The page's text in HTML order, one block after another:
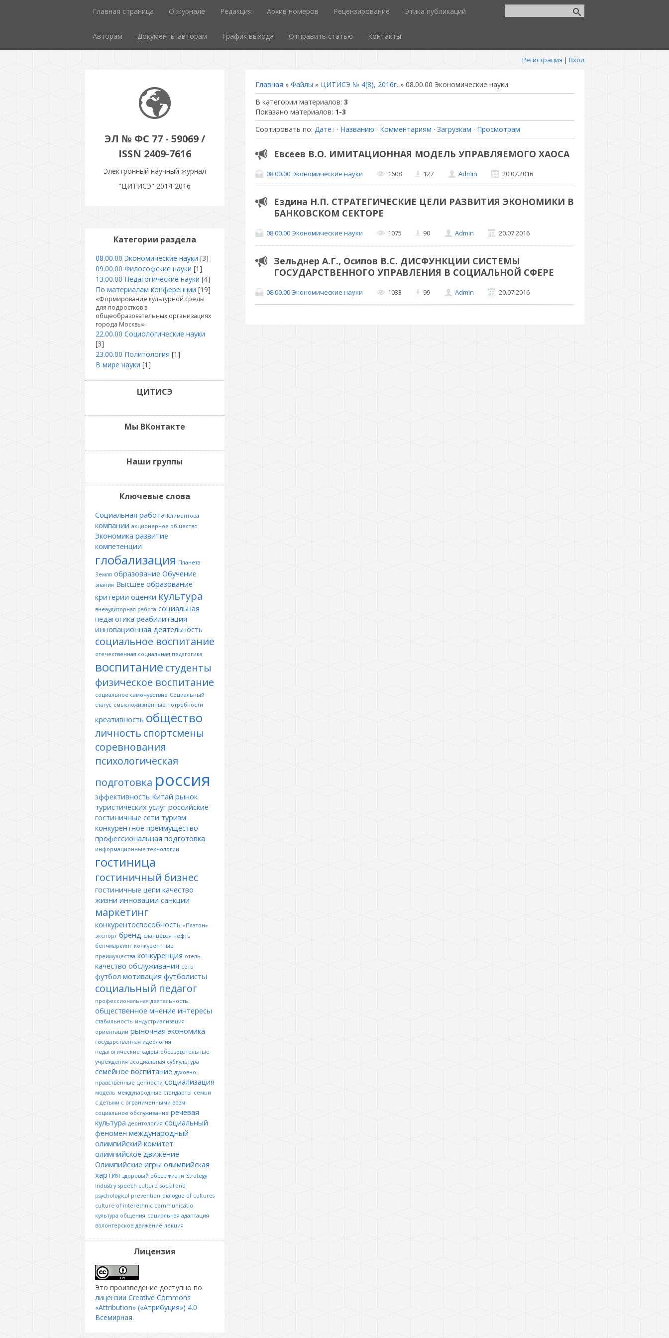
Главная страница О журнале Редакция Архив номеров Рецензирование Этика публикаций
Авторам Документы авторам График выхода Отправить статью Контакты
Регистрация | Вход
ЭЛ № ФС 77 - 59069 /
ISSN 2409-7616
Электронный научный журнал
"ЦИТИСЭ" 2014-2016
Главная » Файлы » ЦИТИСЭ № 4(8), 2016г. » 08.00.00 Экономические науки
В категории материалов: 3
Показано материалов: 1-3
Сортировать по: Дате · Названию · Комментариям · Загрузкам · Просмотрам
Евсеев В.О. ИМИТАЦИОННАЯ МОДЕЛЬ УПРАВЛЯЕМОГО ХАОСА
08.00.00 Экономические науки 1608 127 Admin 20.07.2016
Ездина Н.П. СТРАТЕГИЧЕСКИЕ ЦЕЛИ РАЗВИТИЯ ЭКОНОМИКИ В
БАНКОВСКОМ СЕКТОРЕ
08.00.00 Экономические науки 1075 90 Admin 20.07.2016
Зельднер А.Г., Осипов В.С. ДИСФУНКЦИИ СИСТЕМЫ
ГОСУДАРСТВЕННОГО УПРАВЛЕНИЯ В СОЦИАЛЬНОЙ СФЕРЕ
08.00.00 Экономические науки 1033 99 Admin 20.07.2016
Категории раздела
08.00.00 Экономические науки [3]
09.00.00 Философские науки [1]
13.00.00 Педагогические науки [4]
По материалам конференции [19]
«Формирование культурной среды
для подростков в
общеобразовательных организациях
города Москвы»
22.00.00 Социологические науки
[3]
23.00.00 Политология [1]
В мире науки [1]
ЦИТИСЭ
Мы ВКонтакте
Наши группы
Ключевые слова
Социальная работа Климантова
компании акционерное общество
Экономика развитие
компетенции
глобализация Планета
Земля образование Обучение
знания Высшее образование
критерии оценки культура
внеаудиторная работа социальная
педагогика реабилитация
инновационная деятельность
социальное воспитание
отечественная социальная педагогика
воспитание студенты
физическое воспитание
социальное самочувствие Социальный
статус смысложизненные потребности
креативность общество
личность спортсмены
соревнования
психологическая
подготовка россия
эффективность Китай рынок
туристических услуг российские
гостиничные сети туризм
конкурентное преимущество
профессиональная подготовка
информационные технологии
гостиница
гостиничный бизнес
гостиничные цепи качество
жизни инновации санкции
маркетинг
конкурентоспособность «Платон»
экспорт бренд сланцевая нефть
бенчмаркинг конкурентные
преимущества конкуренция отель
качество обслуживания сеть
футбол мотивация футболисты
социальный педагог
профессиональная деятельность.
общественное мнение интересы
стабильность индустриализация
ориентации рыночная экономика
государственная идеология
педагогические кадры образовательные
учреждения асоциальная субкультура
семейное воспитание духовно-
нравственные ценности социализация
модель международные стандарты семьи
с детьми с ограниченными возм
социальное обслуживание речевая
культура деонтология социальный
феномен международный
олимпийский комитет
олимпийское движение
Олимпийские игры олимпийская
хартия здоровый образ жизни Strategy
Industry speech culture social and
psychological prevention dialogue of cultures
culture of interethnic communicatio
культура общения социальная адаптация
волонтерское движение лекция
Лицензия
Это произведение доступно по
лицензии Creative Commons
«Attribution» («Атрибуция») 4.0
Всемирная.